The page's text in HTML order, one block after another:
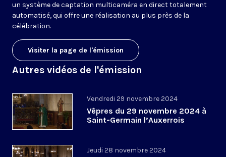
un système de captation multicaméra en direct totalement
automatisé, qui offre une réalisation au plus près de la
célébration.
Visiter la page de l'émission
Autres vidéos de l'émission
Vendredi 29 novembre 2024
Vêpres du 29 novembre 2024 à
Saint-Germain l’Auxerrois
Jeudi 28 novembre 2024